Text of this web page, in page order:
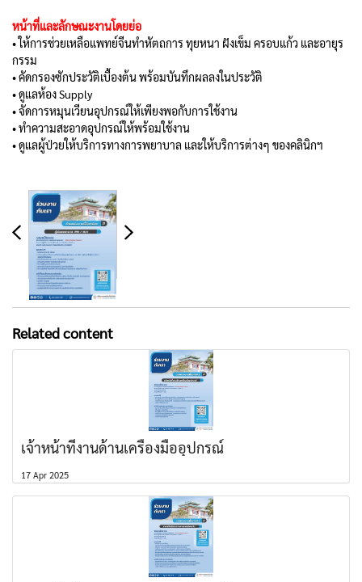
หน้าที่และลักษณะงานโดยย่อ
• ให้การช่วยเหลือแพทย์จีนทำหัตถการ ทุยหนา ฝังเข็ม ครอบแก้ว และอายุร
กรรม
• คัดกรองซักประวัติเบื้องต้น พร้อมบันทึกผลลงในประวัติ
• ดูแลห้อง Supply
• จัดการหมุนเวียนอุปกรณ์ให้เพียงพอกับการใช้งาน
• ทำความสะอาดอุปกรณ์ให้พร้อมใช้งาน
• ดูแลผู้ป่วยให้บริการทางการพยาบาล และให้บริการต่างๆ ของคลินิกฯ
Related content
เจ้าหน้าที่งานด้านเครื่องมืออุปกรณ์
17 Apr 2025